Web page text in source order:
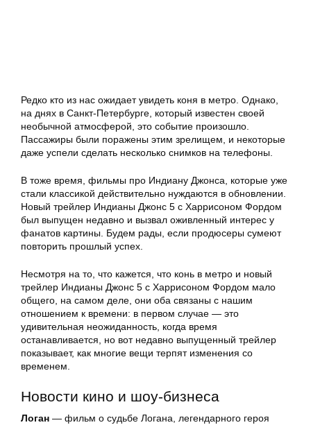
Редко кто из нас ожидает увидеть коня в метро. Однако,
на днях в Санкт-Петербурге, который известен своей
необычной атмосферой, это событие произошло.
Пассажиры были поражены этим зрелищем, и некоторые
даже успели сделать несколько снимков на телефоны.
В тоже время, фильмы про Индиану Джонса, которые уже
стали классикой действительно нуждаются в обновлении.
Новый трейлер Индианы Джонс 5 с Харрисоном Фордом
был выпущен недавно и вызвал оживленный интерес у
фанатов картины. Будем рады, если продюсеры сумеют
повторить прошлый успех.
Несмотря на то, что кажется, что конь в метро и новый
трейлер Индианы Джонс 5 с Харрисоном Фордом мало
общего, на самом деле, они оба связаны с нашим
отношением к времени: в первом случае — это
удивительная неожиданность, когда время
останавливается, но вот недавно выпущенный трейлер
показывает, как многие вещи терпят изменения со
временем.
Новости кино и шоу-бизнеса
Логан — фильм о судьбе Логана, легендарного героя